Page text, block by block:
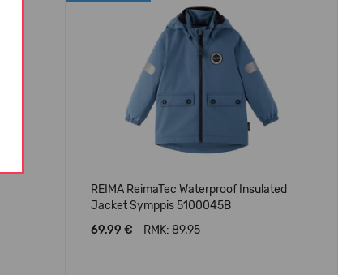
REIMA ReimaTec Waterproof Insulated
Jacket Symppis 5100045B
69,99 €
RMK: 89.95